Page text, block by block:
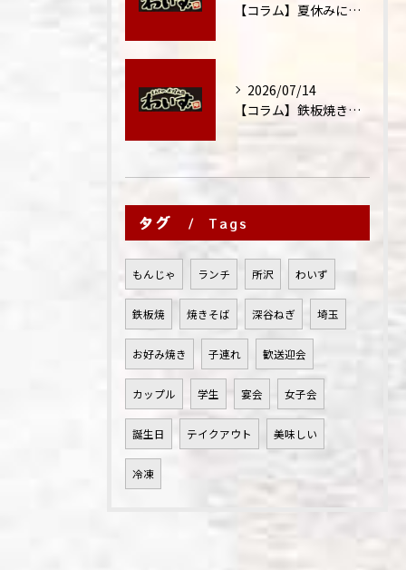
【コラム】夏休みに家族外食が増える理由
2026/07/14
【コラム】鉄板焼きが"コミュニケーション飯"と呼ばれる理由
タグ Tags
もんじゃ ランチ 所沢 わいず
鉄板焼 焼きそば 深谷ねぎ 埼玉
お好み焼き 子連れ 歓送迎会
カップル 学生 宴会 女子会
誕生日 テイクアウト 美味しい
冷凍